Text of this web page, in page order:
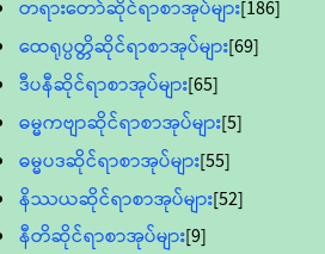
တရားတော်ဆိုင်ရာစာအုပ်များ[186]
ထေရုပ္ပတ္တိဆိုင်ရာစာအုပ်များ[69]
ဒီပနီဆိုင်ရာစာအုပ်များ[65]
ဓမ္မကဗျာဆိုင်ရာစာအုပ်များ[5]
ဓမ္မပဒဆိုင်ရာစာအုပ်များ[55]
နိဿယဆိုင်ရာစာအုပ်များ[52]
နီတိဆိုင်ရာစာအုပ်များ[9]